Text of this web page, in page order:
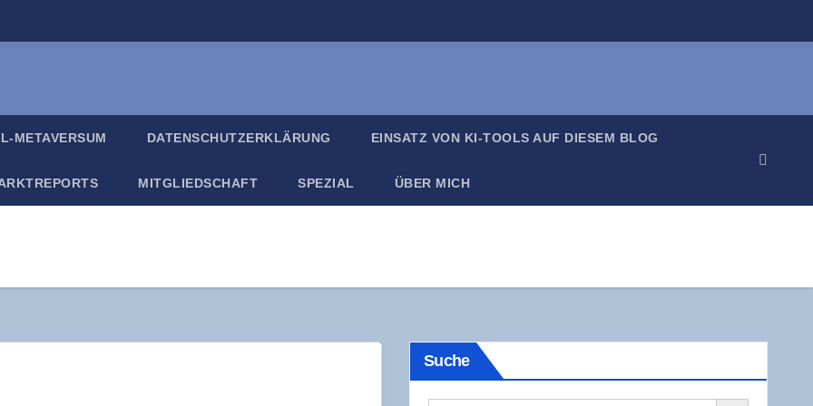
META­VER­SUM DATEN­SCHUTZ­ER­KLÄ­RUNG EIN­SATZ VON KI-TOOLS AUF DIE­SEM BLOG
MIT­GLIED­SCHAFT SPE­ZI­AL ÜBER MICH
Suche
Search Button